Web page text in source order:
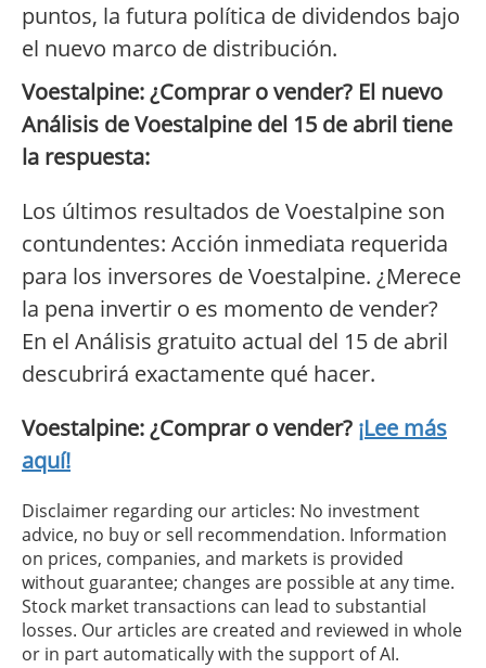
puntos, la futura política de dividendos bajo
el nuevo marco de distribución.
Voestalpine: ¿Comprar o vender? El nuevo
Análisis de Voestalpine del 15 de abril tiene
la respuesta:
Los últimos resultados de Voestalpine son
contundentes: Acción inmediata requerida
para los inversores de Voestalpine. ¿Merece
la pena invertir o es momento de vender?
En el Análisis gratuito actual del 15 de abril
descubrirá exactamente qué hacer.
Voestalpine: ¿Comprar o vender? ¡Lee más
aquí!
Disclaimer regarding our articles: No investment
advice, no buy or sell recommendation. Information
on prices, companies, and markets is provided
without guarantee; changes are possible at any time.
Stock market transactions can lead to substantial
losses. Our articles are created and reviewed in whole
or in part automatically with the support of AI.